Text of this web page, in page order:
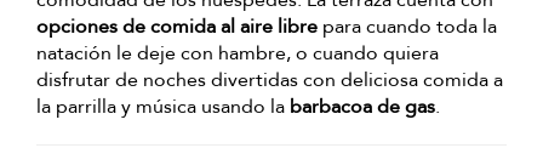
opciones de comida al aire libre para cuando toda la
natación le deje con hambre, o cuando quiera
disfrutar de noches divertidas con deliciosa comida a
la parrilla y música usando la barbacoa de gas.